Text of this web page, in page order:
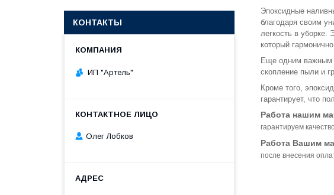
Эпоксидные
благодаря своим
легкость в уборке.
который
Еще одним важным
скопление пыли и
Кроме того,
гарантирует, что
Работа нашим
гарантируем
Работа Вашим
после внесения
КОНТАКТЫ
ИП "Артель"
Олег Лобков